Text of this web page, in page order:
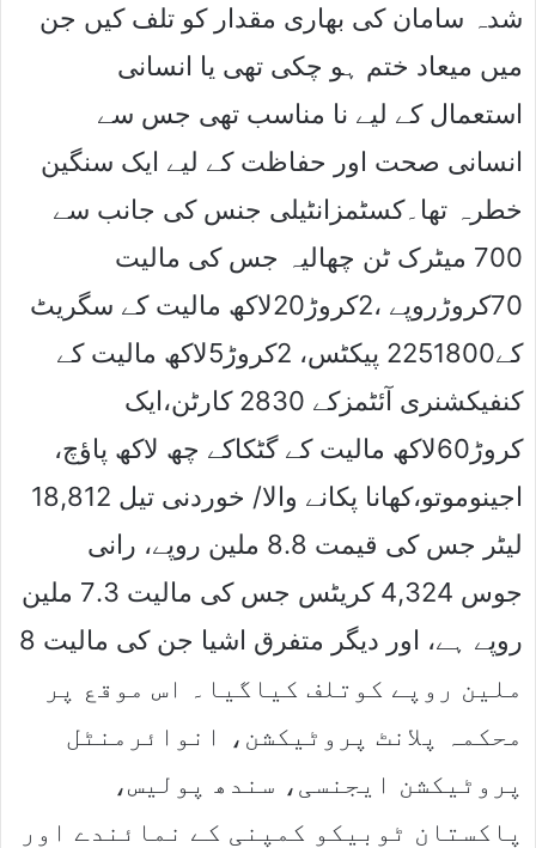
شدہ سامان کی بھاری مقدار کو تلف کیں جن
میں میعاد ختم ہو چکی تھی یا انسانی
استعمال کے لیے نا مناسب تھی جس سے
انسانی صحت اور حفاظت کے لیے ایک سنگین
خطرہ تھا۔کسٹمزانٹیلی جنس کی جانب سے
700 میٹرک ٹن چھالیہ جس کی مالیت
70کروڑروپے ،2کروڑ20لاکھ مالیت کے سگریٹ
کے2251800 پیکٹس، 2کروڑ5لاکھ مالیت کے
کنفیکشنری آئٹمزکے 2830 کارٹن،ایک
کروڑ60لاکھ مالیت کے گٹکاکے چھ لاکھ پاﺅچ،
اجینوموتو،کھانا پکانے والا/ خوردنی تیل 18,812
لیٹر جس کی قیمت 8.8 ملین روپے، رانی
جوس 4,324 کریٹس جس کی مالیت 7.3 ملین
روپے ہے، اور دیگر متفرق اشیا جن کی مالیت 8
ملین روپے کوتلف کیاگیا۔ اس موقع پر
محکمہ پلانٹ پروٹیکشن، انوائرمنٹل
پروٹیکشن ایجنسی، سندھ پولیس،
پاکستان ٹوبیکو کمپنی کے نمائندے اور